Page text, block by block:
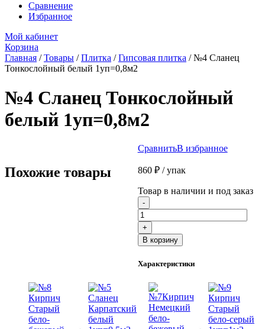
Сравнение
Избранное
Мой кабинет
Корзина
Главная /Товары /Плитка /Гипсовая плитка /№4 Сланец
Тонкослойный белый 1уп=0,8м2
№4 Сланец Тонкослойный
белый 1уп=0,8м2
СравнитьВ избранное
860 ₽/ упак
Товар в наличии и под заказ
- Количество
товара
№4
Сланец
Тонкослойный
1уп=0,8м2
+
В корзину
Характеристики
Похожие товары